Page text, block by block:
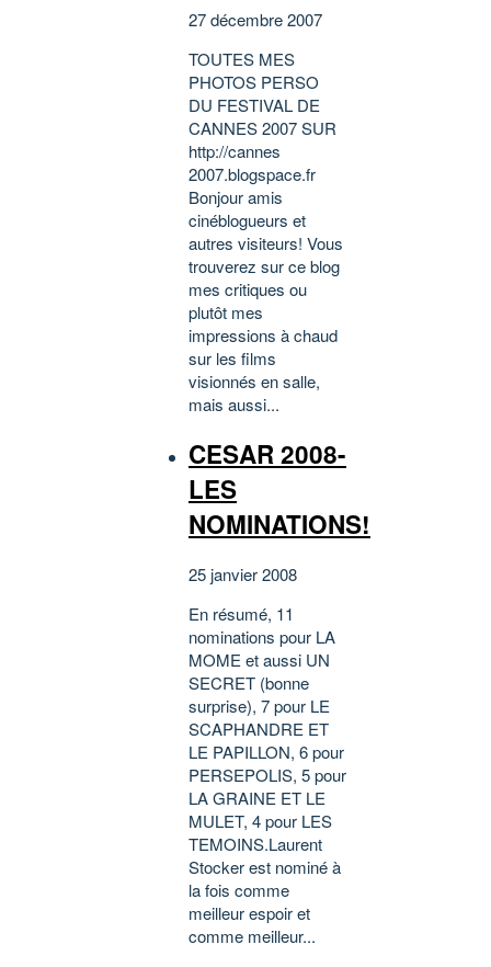
27 décembre 2007
TOUTES MES
PHOTOS PERSO
DU FESTIVAL DE
CANNES 2007 SUR
http://cannes
2007.blogspace.fr
Bonjour amis
cinéblogueurs et
autres visiteurs! Vous
trouverez sur ce blog
mes critiques ou
plutôt mes
impressions à chaud
sur les films
visionnés en salle,
mais aussi...
CESAR 2008-
LES
NOMINATIONS!
25 janvier 2008
En résumé, 11
nominations pour LA
MOME et aussi UN
SECRET (bonne
surprise), 7 pour LE
SCAPHANDRE ET
LE PAPILLON, 6 pour
PERSEPOLIS, 5 pour
LA GRAINE ET LE
MULET, 4 pour LES
TEMOINS.Laurent
Stocker est nominé à
la fois comme
meilleur espoir et
comme meilleur...